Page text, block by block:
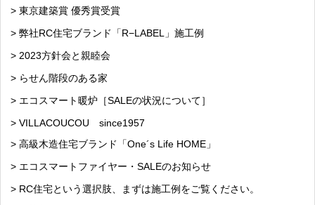
> 東京建築賞 優秀賞受賞
> 弊社RC住宅ブランド「R−LABEL」施工例
> 2023方針会と親睦会
> らせん階段のある家
> エコスマート暖炉［SALEの状況について］
> VILLACOUCOU since1957
> 高級木造住宅ブランド「One´s Life HOME」
> エコスマートファイヤー・SALEのお知らせ
> RC住宅という選択肢、まずは施工例をご覧ください。